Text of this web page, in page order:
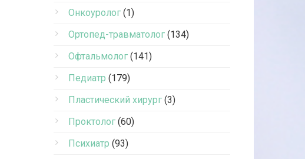
Онкоуролог (1)
Ортопед-травматолог (134)
Офтальмолог (141)
Педиатр (179)
Пластический хирург (3)
Проктолог (60)
Психиатр (93)